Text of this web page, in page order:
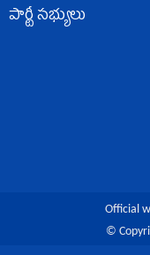
పార్టీ సభ్యులు
Official
©